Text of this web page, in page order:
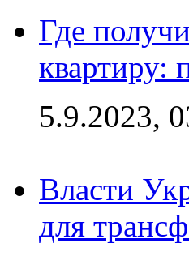
Где
квартиру:
5.9.2023,
Власти
для